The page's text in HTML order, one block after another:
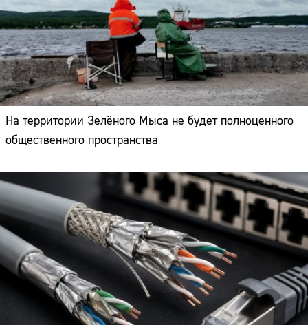
На территории Зелёного Мыса не будет полноценного
общественного пространства